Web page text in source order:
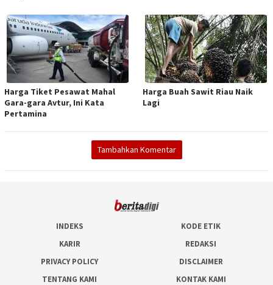
Harga Tiket Pesawat Mahal
Gara-gara Avtur, Ini Kata
Pertamina
Harga Buah Sawit Riau Naik
Lagi
Tambahkan Komentar
INDEKS
KODE ETIK
KARIR
REDAKSI
PRIVACY POLICY
DISCLAIMER
TENTANG KAMI
KONTAK KAMI